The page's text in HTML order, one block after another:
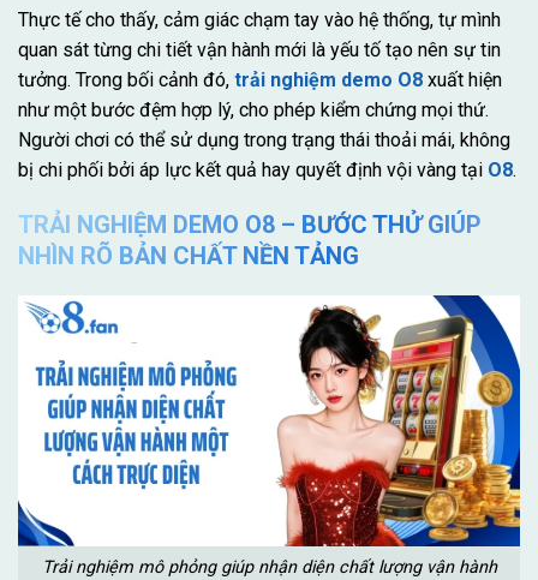
Thực tế cho thấy, cảm giác chạm tay vào hệ thống, tự mình
quan sát từng chi tiết vận hành mới là yếu tố tạo nên sự tin
tưởng. Trong bối cảnh đó, trải nghiệm demo O8 xuất hiện
như một bước đệm hợp lý, cho phép kiểm chứng mọi thứ.
Người chơi có thể sử dụng trong trạng thái thoải mái, không
bị chi phối bởi áp lực kết quả hay quyết định vội vàng tại O8.
TRẢI NGHIỆM DEMO O8 – BƯỚC THỬ GIÚP
NHÌN RÕ BẢN CHẤT NỀN TẢNG
Trải nghiệm mô phỏng giúp nhận diện chất lượng vận hành